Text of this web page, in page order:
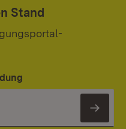
Stand